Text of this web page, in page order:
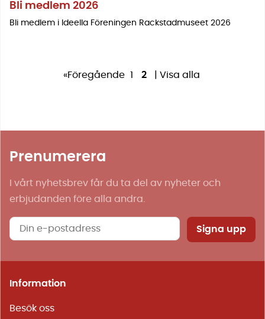
Bli medlem 2026
Bli medlem i Ideella Föreningen Rackstadmuseet 2026
«Föregående 1 2 Visa alla
Prenumerera
I vårt nyhetsbrev får du ta del av nyheter och
erbjudanden före alla andra.
Signa upp
Information
Besök oss